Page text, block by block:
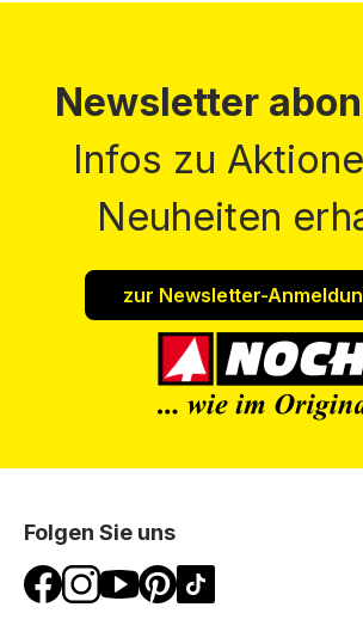
Newsletter
Infos zu
Neuheiten
zur Newsletter-
Folgen Sie uns